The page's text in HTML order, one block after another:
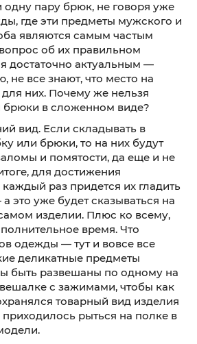
пару брюк, не говоря уже
где эти предметы мужского и
являются самым частым
об их правильном
достаточно актуальным —
не все знают, что место на
них. Почему же нельзя
брюки в сложенном виде?
вид. Если складывать в
или брюки, то на них будут
и помятости, да еще и не
для достижения
раз придется их гладить
это уже будет сказываться на
изделии. Плюс ко всему,
время. Что
одежды — тут и вовсе все
деликатные предметы
быть развешаны по одному на
с зажимами, чтобы как
товарный вид изделия
рыться на полке в